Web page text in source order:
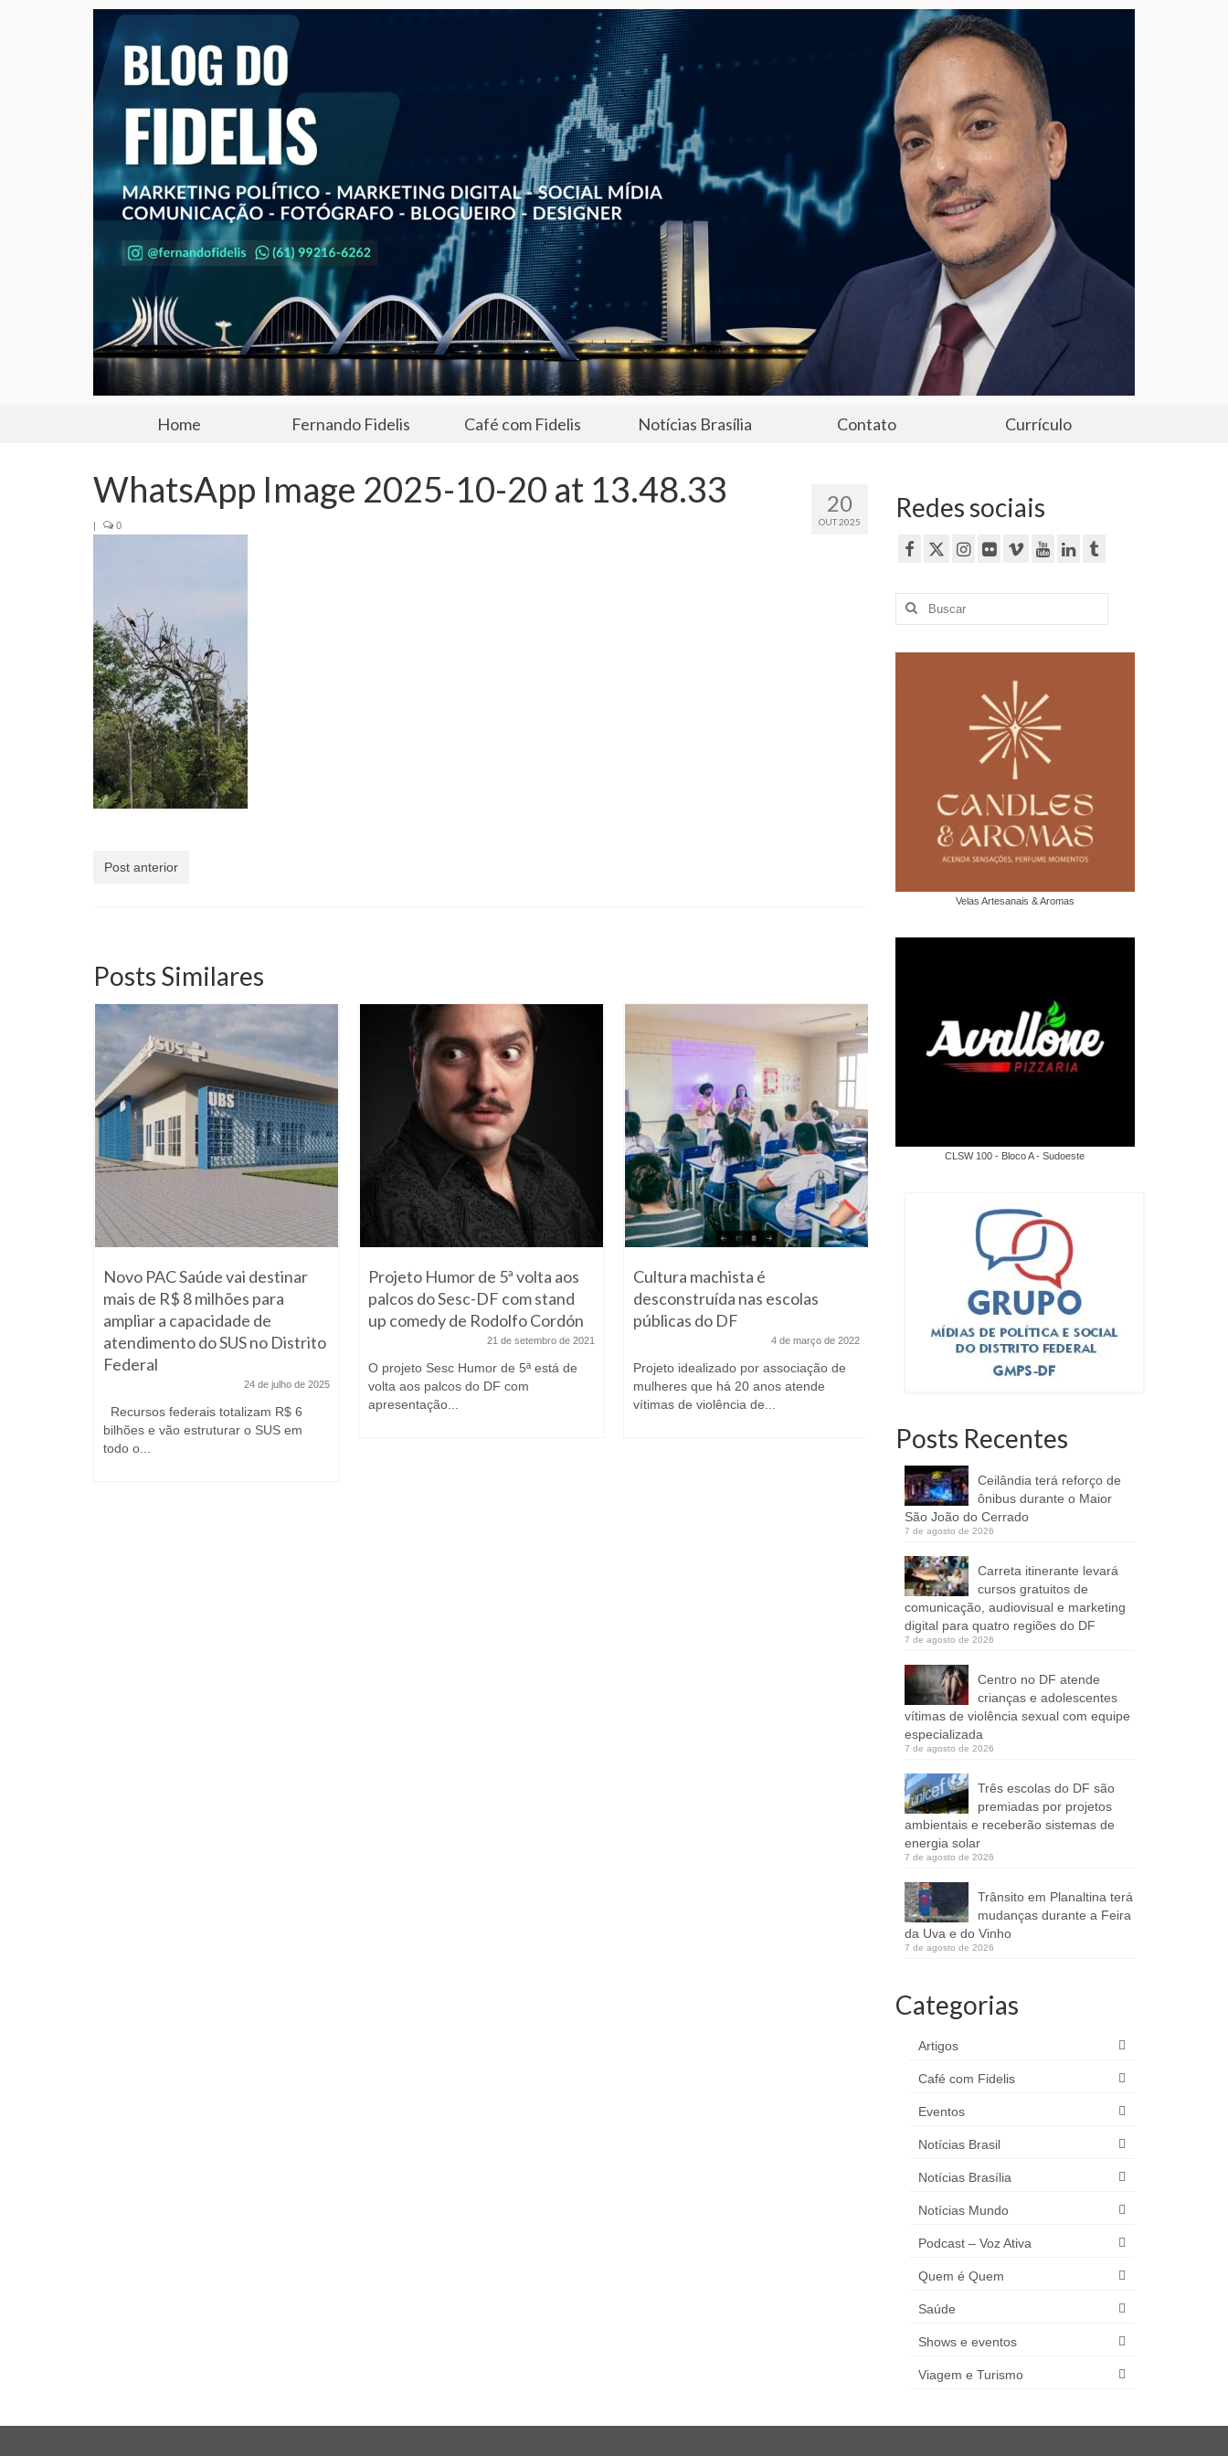
Home Fernando Fidelis Café com Fidelis Notícias Brasília Contato Currículo
20
OUT 2025
WhatsApp Image 2025-10-20 at 13.48.33
| 0
Post anterior
Posts Similares
Novo PAC Saúde vai destinar
mais de R$ 8 milhões para
ampliar a capacidade de
atendimento do SUS no Distrito
Federal
24 de julho de 2025
Recursos federais totalizam R$ 6
bilhões e vão estruturar o SUS em
todo o...
Projeto Humor de 5ª volta aos
palcos do Sesc-DF com stand
up comedy de Rodolfo Cordón
21 de setembro de 2021
O projeto Sesc Humor de 5ª está de
volta aos palcos do DF com
apresentação...
Cultura machista é
desconstruída nas escolas
públicas do DF
4 de março de 2022
Projeto idealizado por associação de
mulheres que há 20 anos atende
vítimas de violência de...
Boi de Seu Teodoro encerra
projeto Música nas Feiras, em
Sobradinho
4 de março de 2022
Uma das principais manifestações
Redes sociais
Buscar
Velas Artesanais & Aromas
CLSW 100 - Bloco A - Sudoeste
Posts Recentes
Ceilândia terá reforço de
ônibus durante o Maior
São João do Cerrado
7 de agosto de 2026
Carreta itinerante levará
cursos gratuitos de
comunicação, audiovisual e marketing
digital para quatro regiões do DF
7 de agosto de 2026
Centro no DF atende
crianças e adolescentes
vítimas de violência sexual com equipe
especializada
7 de agosto de 2026
Três escolas do DF são
premiadas por projetos
ambientais e receberão sistemas de
energia solar
7 de agosto de 2026
Trânsito em Planaltina terá
mudanças durante a Feira
da Uva e do Vinho
7 de agosto de 2026
Categorias
Artigos
Café com Fidelis
Eventos
Notícias Brasil
Notícias Brasília
Notícias Mundo
Podcast – Voz Ativa
Quem é Quem
Saúde
Shows e eventos
Viagem e Turismo